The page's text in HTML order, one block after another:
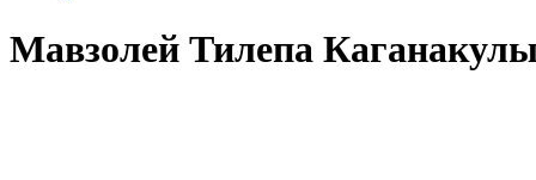
Мавзолей Тилепа